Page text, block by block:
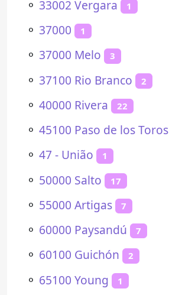
⚬ 33002 Vergara 1
⚬ 37000 1
⚬ 37000 Melo 3
⚬ 37100 Rio Branco 2
⚬ 40000 Rivera 22
⚬ 45100 Paso de los Toros
⚬ 47 - União 1
⚬ 50000 Salto 17
⚬ 55000 Artigas 7
⚬ 60000 Paysandú 7
⚬ 60100 Guichón 2
⚬ 65100 Young 1